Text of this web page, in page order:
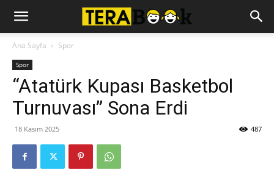
Ana Sayfa Spor
Spor
“Atatürk Kupası Basketbol
Turnuvası” Sona Erdi
18 Kasım 2025 487